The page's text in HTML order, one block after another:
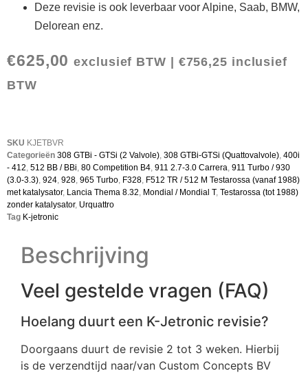
Deze revisie is ook leverbaar voor Alpine, Saab, BMW,
Delorean enz.
€625,00 exclusief BTW | €756,25 inclusief
BTW
SKU KJETBVR
Categorieën 308 GTBi - GTSi (2 Valvole), 308 GTBi-GTSi (Quattovalvole), 400i
- 412, 512 BB / BBi, 80 Competition B4, 911 2.7-3.0 Carrera, 911 Turbo / 930
(3.0-3.3), 924, 928, 965 Turbo, F328, F512 TR / 512 M Testarossa (vanaf 1988)
met katalysator, Lancia Thema 8.32, Mondial / Mondial T, Testarossa (tot 1988)
zonder katalysator, Urquattro
Tag K-jetronic
Beschrijving
Veel gestelde vragen (FAQ)
Hoelang duurt een K-Jetronic revisie?
Doorgaans duurt de revisie 2 tot 3 weken. Hierbij
is de verzendtijd naar/van Custom Concepts BV